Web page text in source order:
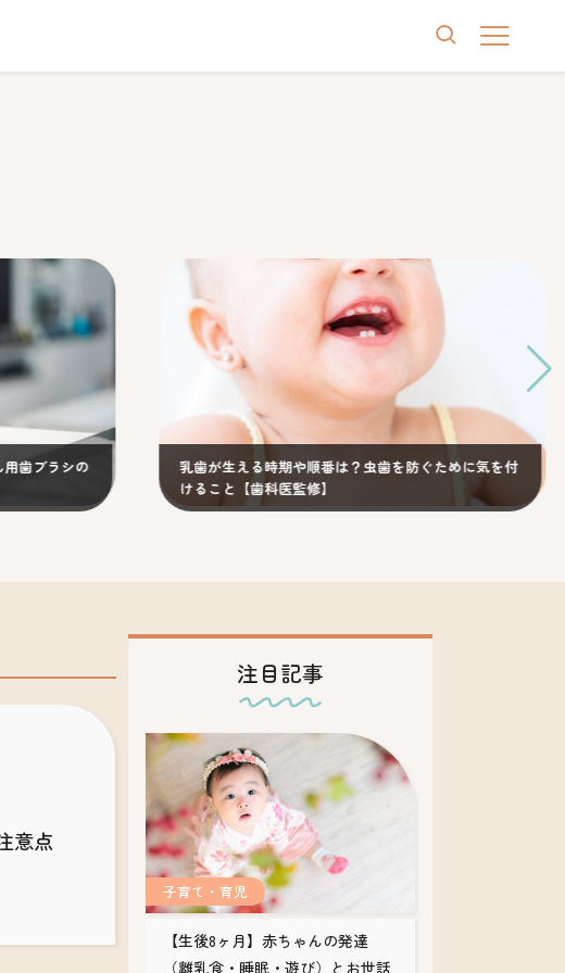
が生える時期や順番は？虫歯を防ぐために気を付
こと【歯科医監修】
仕上げ磨きはいつまで
イントを歯科医が解説
意点
注目記事
【生後8ヶ月】赤ちゃんの発達
（離乳食・睡眠・遊び）とお世話
子育て・育児